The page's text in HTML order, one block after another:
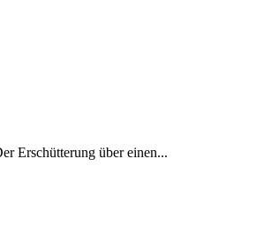
Erschütterung über einen...